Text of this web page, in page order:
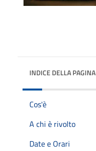
INDICE DELLA PAGINA
Cos'è
A chi è rivolto
Date e Orari